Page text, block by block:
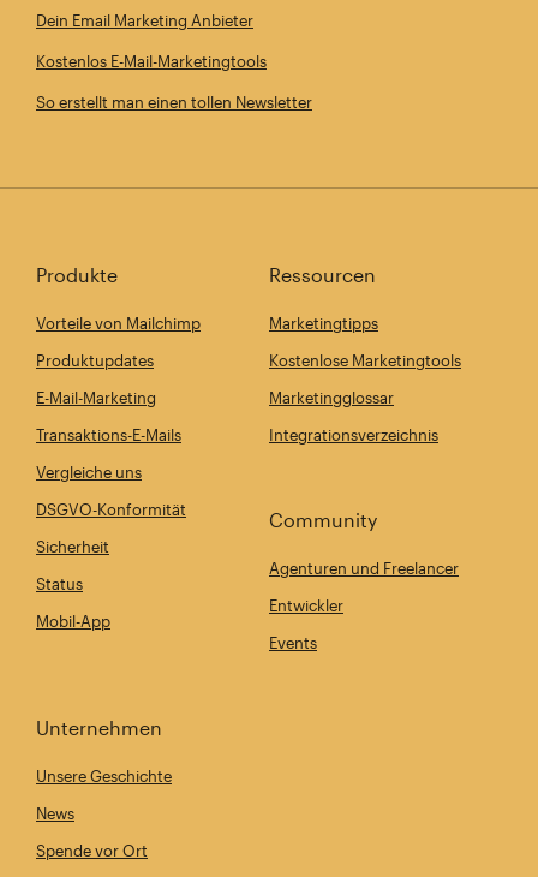
Dein Email Marketing Anbieter
Kostenlos E-Mail-Marketingtools
So erstellt man einen tollen Newsletter
Produkte
Vorteile von Mailchimp
Produktupdates
E-Mail-Marketing
Transaktions-E-Mails
Vergleiche uns
DSGVO-Konformität
Sicherheit
Status
Mobil-App
Ressourcen
Marketingtipps
Kostenlose Marketingtools
Marketingglossar
Integrationsverzeichnis
Community
Agenturen und Freelancer
Entwickler
Events
Unternehmen
Unsere Geschichte
News
Spende vor Ort